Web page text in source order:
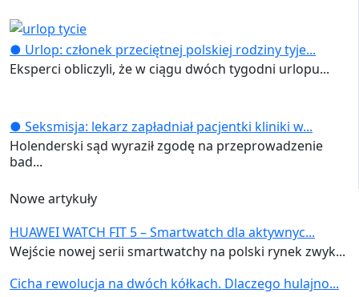
● Urlop: członek przeciętnej polskiej rodziny tyje...
Eksperci obliczyli, że w ciągu dwóch tygodni urlopu...
● Seksmisja: lekarz zapładniał pacjentki kliniki w...
Holenderski sąd wyraził zgodę na przeprowadzenie
bad...
Nowe artykuły
HUAWEI WATCH FIT 5 – Smartwatch dla aktywnyc...
Wejście nowej serii smartwatchy na polski rynek zwyk...
Cicha rewolucja na dwóch kółkach. Dlaczego hulajno...